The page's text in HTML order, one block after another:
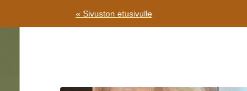
« Sivuston etusivulle